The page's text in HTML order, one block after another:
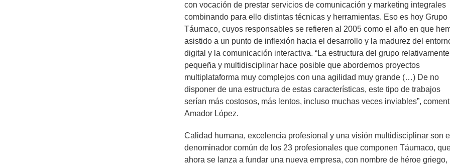
con vocación de prestar servicios de comunicación y marketing integrales
combinando para ello distintas técnicas y herramientas. Eso es hoy Grupo
Táumaco, cuyos responsables se refieren al 2005 como el año en que
asistido a un punto de inflexión hacia el desarrollo y la madurez del
digital y la comunicación interactiva. “La estructura del grupo relativamente
pequeña y multidisciplinar hace posible que abordemos proyectos
multiplataforma muy complejos con una agilidad muy grande (…) De no
disponer de una estructura de estas características, este tipo de trabajos
serían más costosos, más lentos, incluso muchas veces inviables”,
Amador López.
Calidad humana, excelencia profesional y una visión multidisciplinar son el
denominador común de los 23 profesionales que componen Táumaco,
ahora se lanza a fundar una nueva empresa, con nombre de héroe griego,